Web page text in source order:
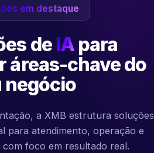
em destaque
de IApara
áreas-chave do
negócio
a XMB estrutura soluções
para atendimento, operação e
com foco em resultado real.